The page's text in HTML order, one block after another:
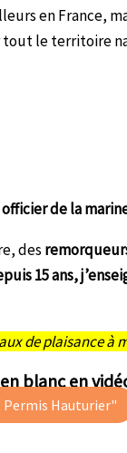
en
le territoire
de la
des
15 ans,
de plaisance à
blanc en
Permis Hauturier"